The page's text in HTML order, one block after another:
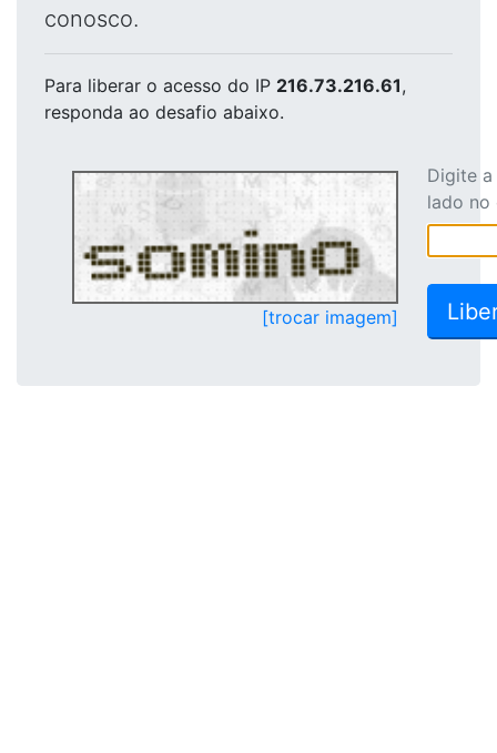
conosco.
Para liberar o acesso do IP 216.73.216.61,
responda ao desafio abaixo.
[trocar imagem]
Digite
lado no